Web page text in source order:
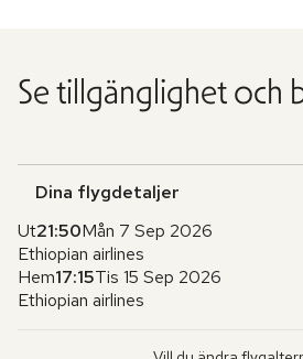
Se tillgänglighet och
Dina flygdetaljer
Ut21:50Mån 7 Sep 2026
Ethiopian airlines
Hem17:15Tis 15 Sep 2026
Ethiopian airlines